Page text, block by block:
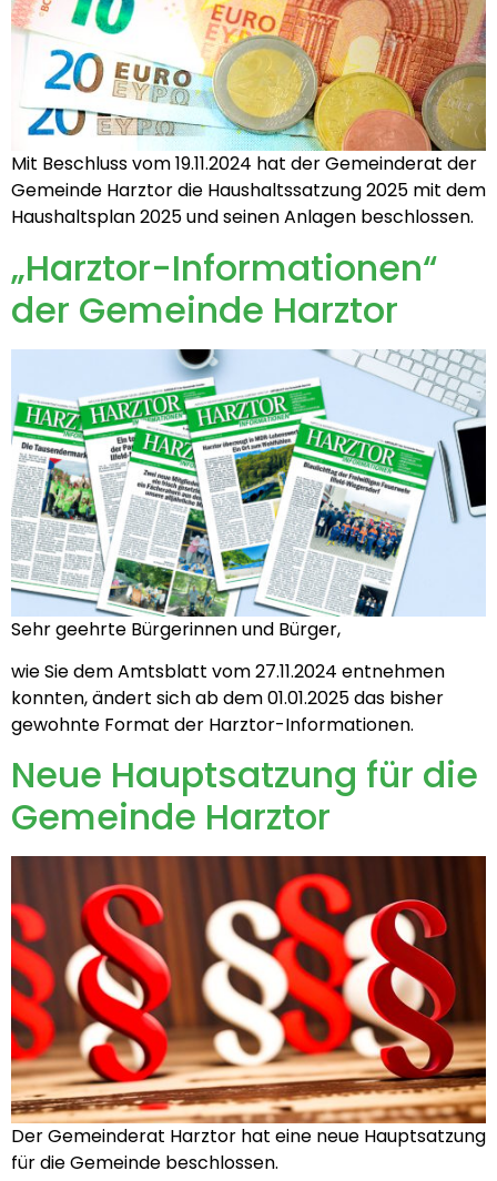
Mit Beschluss vom 19.11.2024 hat der Gemeinderat der
Gemeinde Harztor die Haushaltssatzung 2025 mit dem
Haushaltsplan 2025 und seinen Anlagen beschlossen.
„Harztor-Informationen“
der Gemeinde Harztor
Sehr geehrte Bürgerinnen und Bürger,
wie Sie dem Amtsblatt vom 27.11.2024 entnehmen
konnten, ändert sich ab dem 01.01.2025 das bisher
gewohnte Format der Harztor-Informationen.
Neue Hauptsatzung für die
Gemeinde Harztor
Der Gemeinderat Harztor hat eine neue Hauptsatzung
für die Gemeinde beschlossen.